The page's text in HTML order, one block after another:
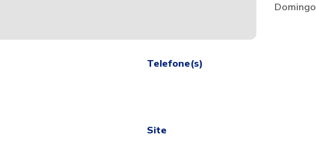
Domingo
Telefone(s)
Site